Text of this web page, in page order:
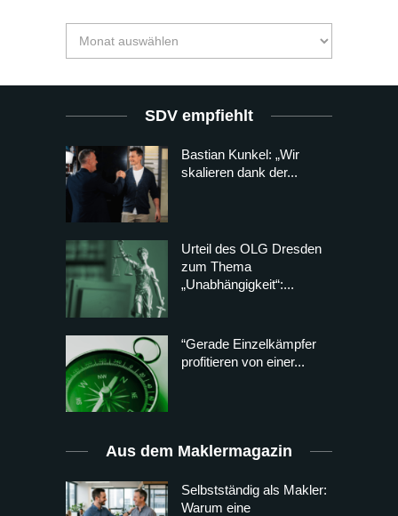
SDV empfiehlt
Bastian Kunkel: „Wir
skalieren dank der...
Urteil des OLG Dresden
zum Thema
„Unabhängigkeit“:...
“Gerade Einzelkämpfer
profitieren von einer...
Aus dem Maklermagazin
Selbstständig als Makler:
Warum eine